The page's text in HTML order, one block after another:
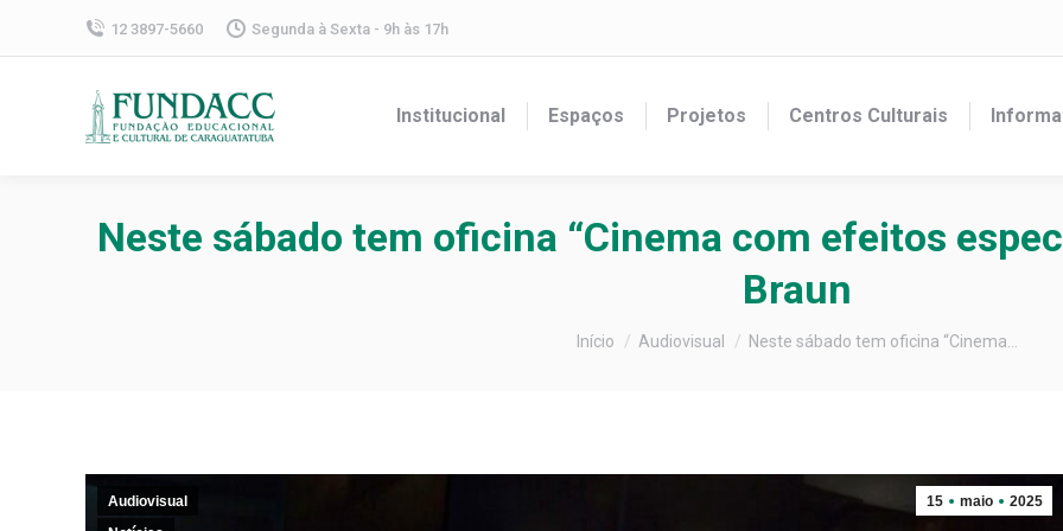
12 3897-5660 Segunda à Sexta - 9h às 17h
Institucional Espaços Projetos Centros Culturais
Neste sábado tem oficina “Cinema com efeitos
Braun
Você está aqui:
Início Audiovisual Neste sábado tem oficina “Cinema…
15 maio 2025
Audiovisual